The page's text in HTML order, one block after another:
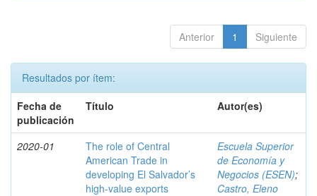
Anterior 1 Siguiente
Resultados por ítem:
Fecha de
publicación
Título Autor(es)
2020-01
The role of Central
American Trade in
developing El Salvador’s
high-value exports
Escuela Superior
de Economía y
Negocios (ESEN);
Castro, Eleno